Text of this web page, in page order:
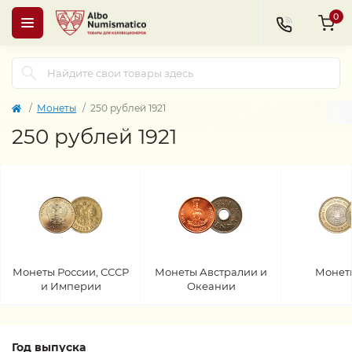
0
Монеты 250 рублей 1921
250 рублей 1921
Монеты России, СССР
и Империи
Монеты Австралии и
Океании
Год выпуска